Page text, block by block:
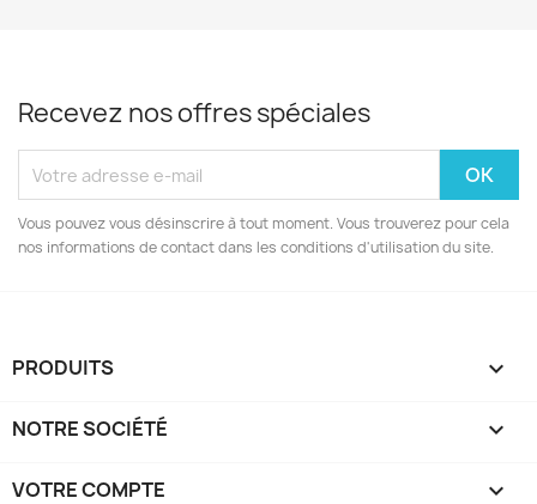
Recevez nos offres spéciales
Vous pouvez vous désinscrire à tout moment. Vous trouverez pour cela
nos informations de contact dans les conditions d'utilisation du site.
PRODUITS 
NOTRE SOCIÉTÉ 
VOTRE COMPTE 